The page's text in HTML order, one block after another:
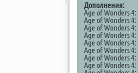
Дополнения:
Age of Wonders
Age of Wonders
Age of Wonders 4:
Age of Wonders
Age of Wonders
Age of Wonders 4:
Age of Wonders
Age of Wonders